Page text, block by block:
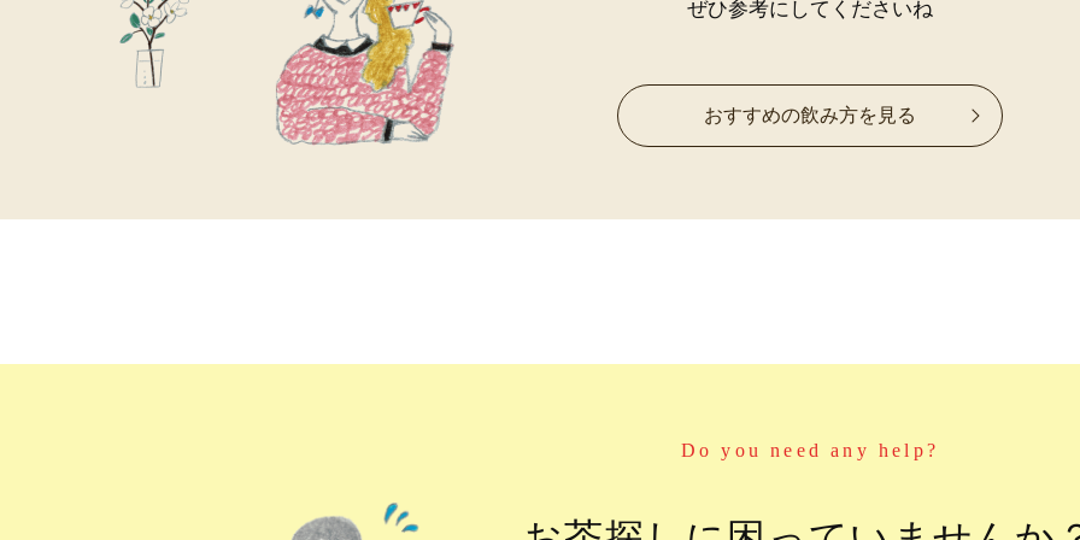
ぜひ参考にしてくださいね
おすすめの飲み方を見る
Do you need any help?